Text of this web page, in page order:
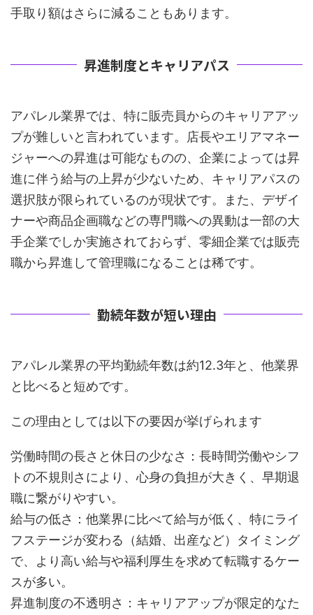
手取り額はさらに減ることもあります。
昇進制度とキャリアパス
アパレル業界では、特に販売員からのキャリアアッ
プが難しいと言われています。店長やエリアマネー
ジャーへの昇進は可能なものの、企業によっては昇
進に伴う給与の上昇が少ないため、キャリアパスの
選択肢が限られているのが現状です。また、デザイ
ナーや商品企画職などの専門職への異動は一部の大
手企業でしか実施されておらず、零細企業では販売
職から昇進して管理職になることは稀です。
勤続年数が短い理由
アパレル業界の平均勤続年数は約12.3年と、他業界
と比べると短めです。
この理由としては以下の要因が挙げられます
労働時間の長さと休日の少なさ：長時間労働やシフ
トの不規則さにより、心身の負担が大きく、早期退
職に繋がりやすい。
給与の低さ：他業界に比べて給与が低く、特にライ
フステージが変わる（結婚、出産など）タイミング
で、より高い給与や福利厚生を求めて転職するケー
スが多い。
昇進制度の不透明さ：キャリアアップが限定的なた